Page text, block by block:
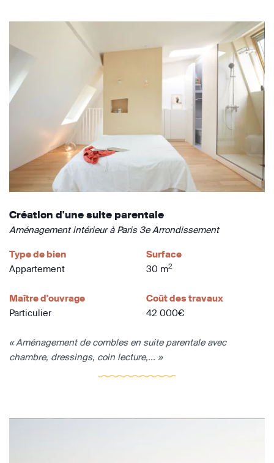
Création d'une suite parentale
Aménagement intérieur à Paris 3e Arrondissement
Type de bien
Appartement
Surface
30 m2
Maître d'ouvrage
Particulier
Coût des travaux
42 000€
« Aménagement de combles en suite parentale avec
chambre, dressings, coin lecture,... »